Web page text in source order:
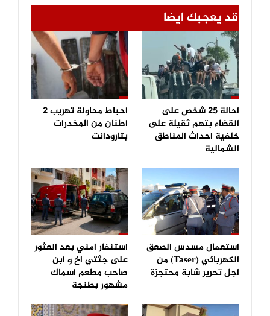
قد يعجبك ايضا
احالة 25 شخص على
القضاء بتهم ثقيلة على
خلفية احداث المناطق
الشمالية
احباط محاولة تهريب 2
اطنان من المخدرات
بتارودانت
استعمال مسدس الصعق
الكهربائي (Taser) من
اجل تحرير شابة محتجزة
استنفار امني بعد العثور
على جثتي اخ و ابن
صاحب مطعم اسماك
مشهور بطنجة